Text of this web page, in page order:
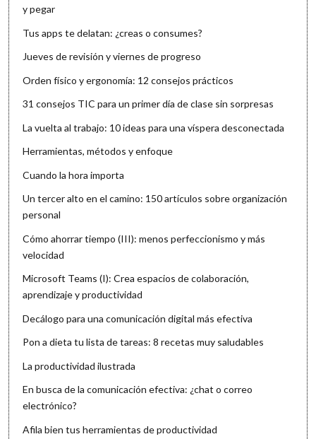
y pegar
Tus apps te delatan: ¿creas o consumes?
Jueves de revisión y viernes de progreso
Orden físico y ergonomía: 12 consejos prácticos
31 consejos TIC para un primer día de clase sin sorpresas
La vuelta al trabajo: 10 ideas para una víspera desconectada
Herramientas, métodos y enfoque
Cuando la hora importa
Un tercer alto en el camino: 150 artículos sobre organización
personal
Cómo ahorrar tiempo (III): menos perfeccionismo y más
velocidad
Microsoft Teams (I): Crea espacios de colaboración,
aprendizaje y productividad
Decálogo para una comunicación digital más efectiva
Pon a dieta tu lista de tareas: 8 recetas muy saludables
La productividad ilustrada
En busca de la comunicación efectiva: ¿chat o correo
electrónico?
Afila bien tus herramientas de productividad